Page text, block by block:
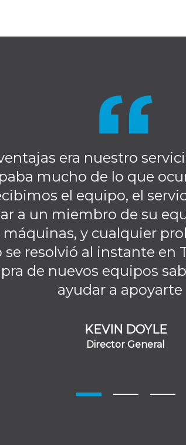
era nuestro
mucho de lo que
el equipo, el
a un miembro de su
y cualquier
resolvió al instante en
de nuevos equipos
ayudar a apoyarte
KEVIN DOYLE
Director General